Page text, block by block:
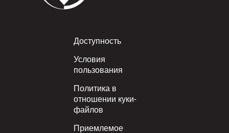
Footer
Доступность
Условия
пользования
Политика в
отношении куки-
файлов
Приемлемое